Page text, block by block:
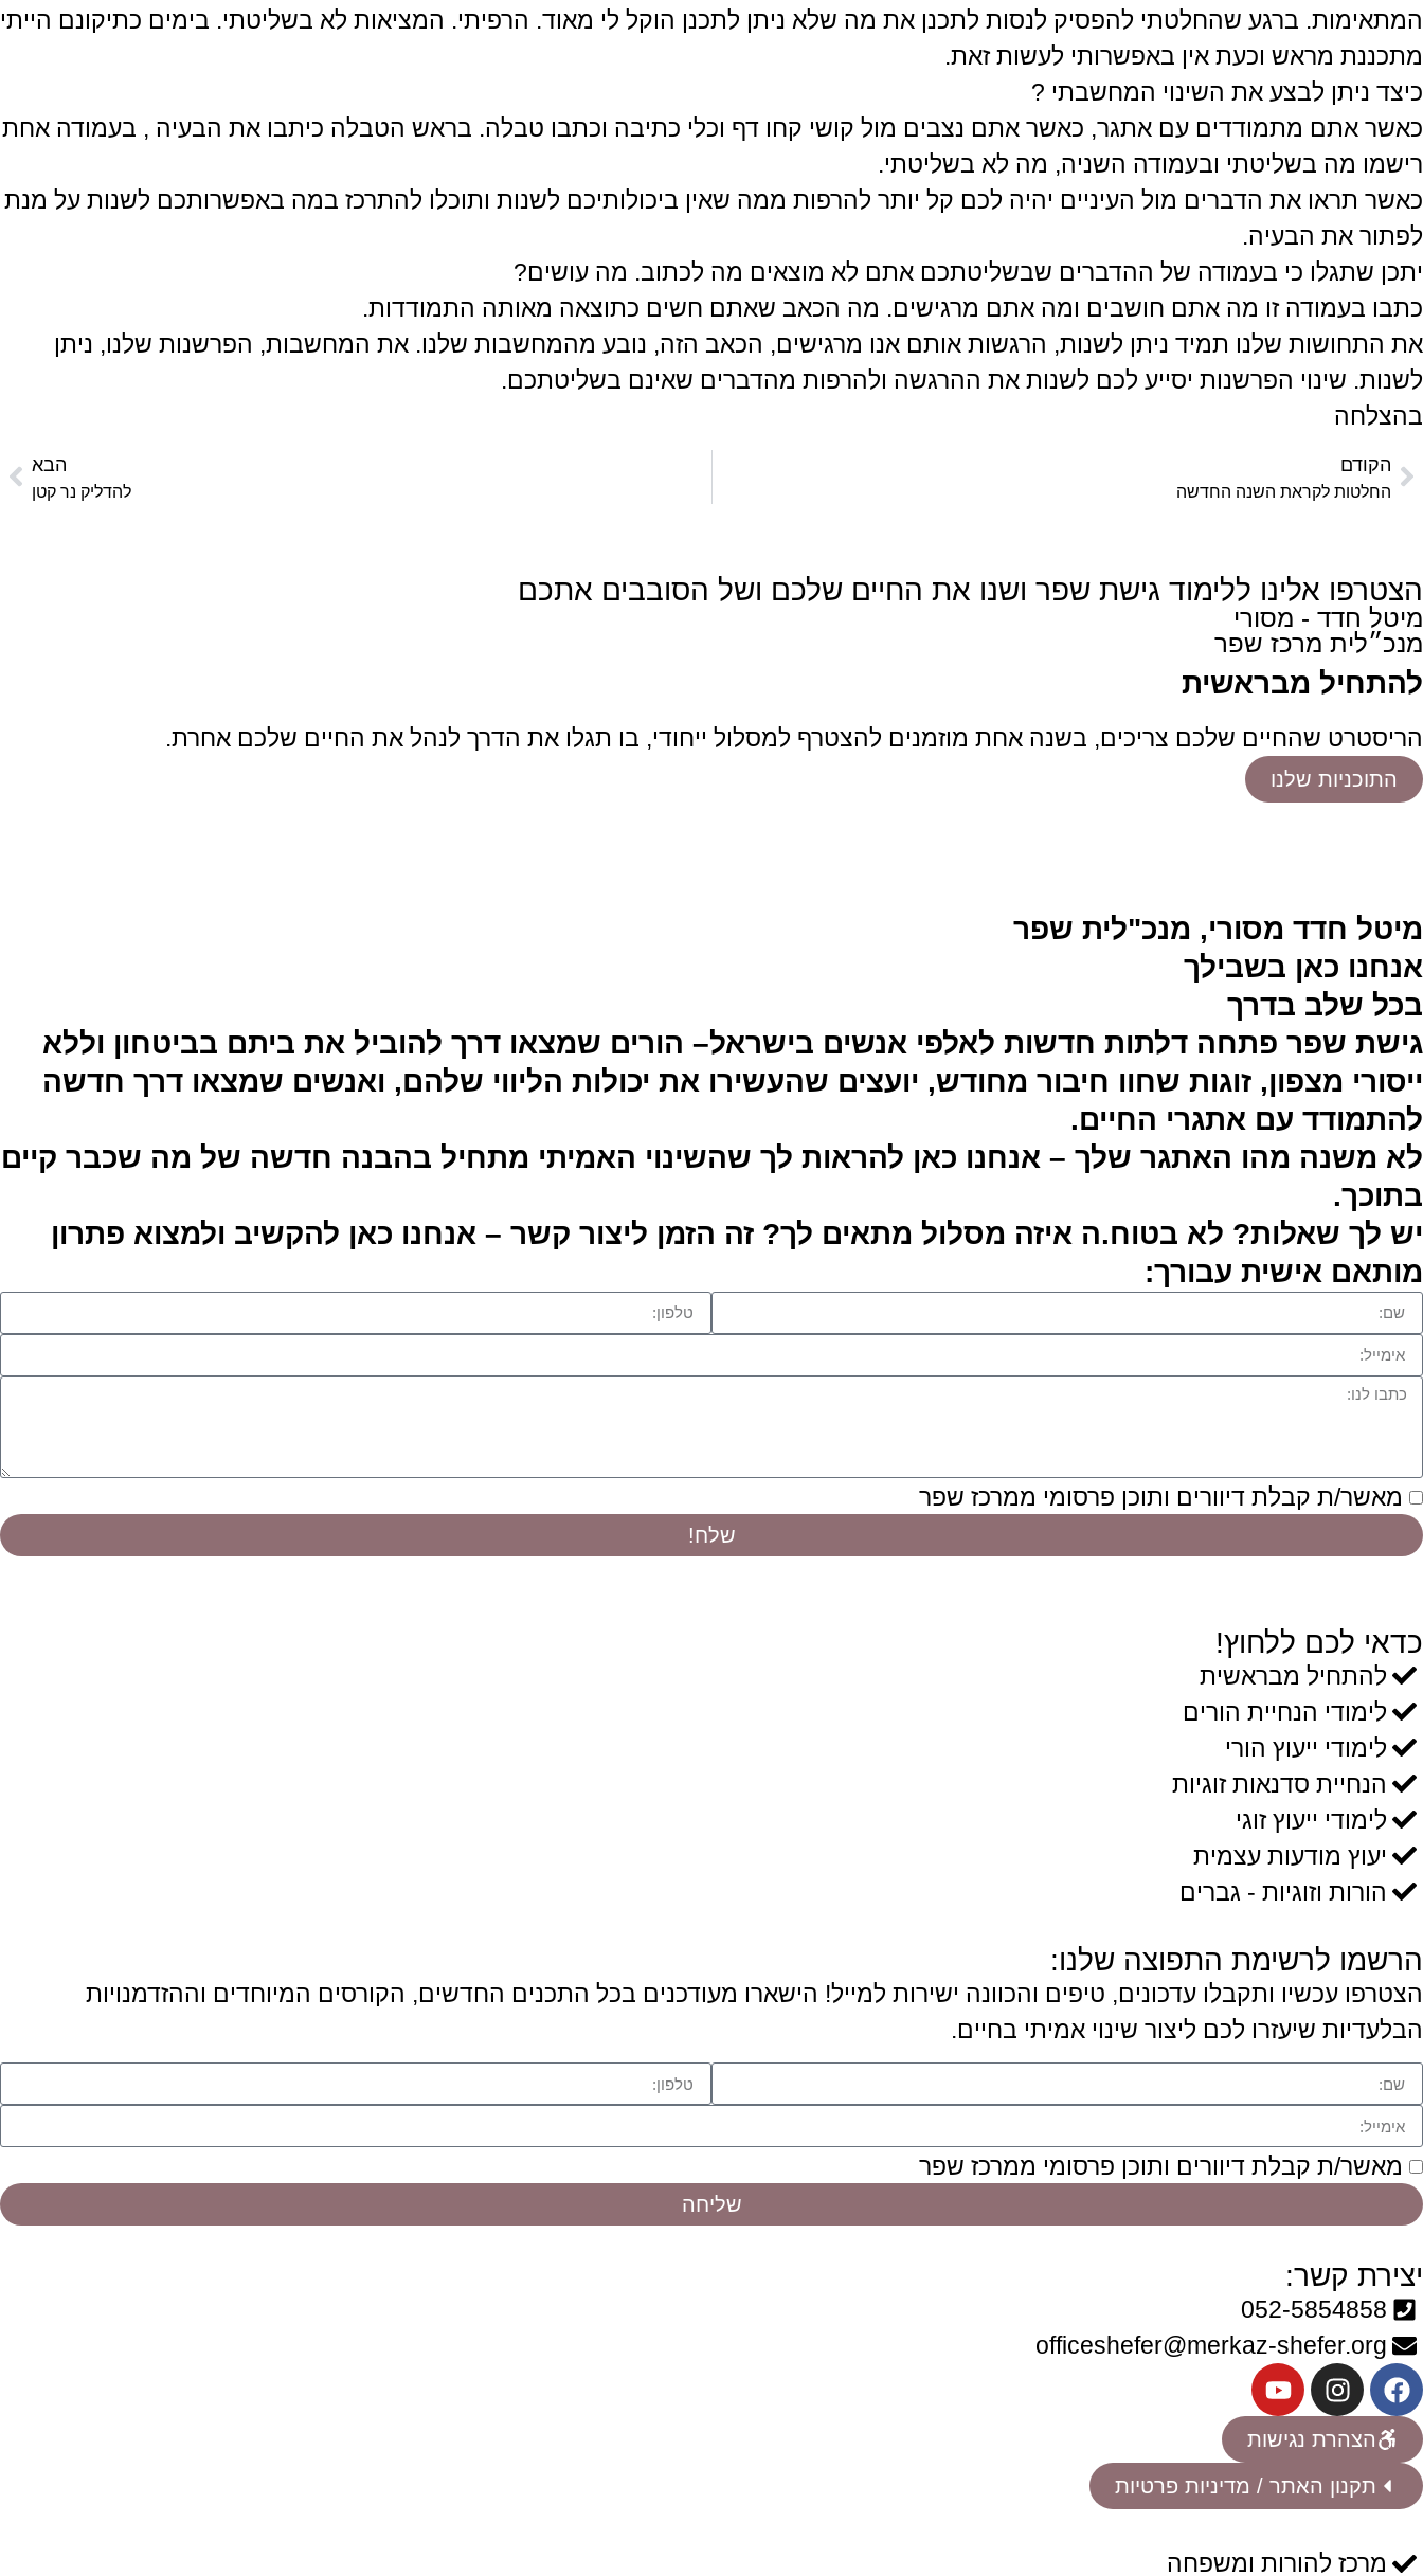
המתאימות. ברגע שהחלטתי להפסיק לנסות לתכנן את מה שלא ניתן לתכנן הוקל לי מאוד. הרפיתי. המציאות לא בשליטתי. בימים כתיקונם הייתי
מתכננת מראש וכעת אין באפשרותי לעשות זאת.
כיצד ניתן לבצע את השינוי המחשבתי ?
כאשר אתם מתמודדים עם אתגר, כאשר אתם נצבים מול קושי קחו דף וכלי כתיבה וכתבו טבלה. בראש הטבלה כיתבו את הבעיה , בעמודה אחת
רישמו מה בשליטתי ובעמודה השניה, מה לא בשליטתי.
כאשר תראו את הדברים מול העיניים יהיה לכם קל יותר להרפות ממה שאין ביכולותיכם לשנות ותוכלו להתרכז במה באפשרותכם לשנות על מנת
לפתור את הבעיה.
יתכן שתגלו כי בעמודה של ההדברים שבשליטתכם אתם לא מוצאים מה לכתוב. מה עושים?
כתבו בעמודה זו מה אתם חושבים ומה אתם מרגישים. מה הכאב שאתם חשים כתוצאה מאותה התמודדות.
את התחושות שלנו תמיד ניתן לשנות, הרגשות אותם אנו מרגישים, הכאב הזה, נובע מהמחשבות שלנו. את המחשבות, הפרשנות שלנו, ניתן
לשנות. שינוי הפרשנות יסייע לכם לשנות את ההרגשה ולהרפות מהדברים שאינם בשליטתכם.
בהצלחה
הקודם
החלטות לקראת השנה החדשה
הבא
להדליק נר קטן
הצטרפו אלינו ללימוד גישת שפר ושנו את החיים שלכם ושל הסובבים אתכם
מיטל חדד - מסורי
מנכ״לית מרכז שפר
להתחיל מבראשית
הריסטרט שהחיים שלכם צריכים, בשנה אחת מוזמנים להצטרף למסלול ייחודי, בו תגלו את הדרך לנהל את החיים שלכם אחרת.
התוכניות שלנו
מיטל חדד מסורי, מנכ"לית שפר
אנחנו כאן בשבילך
בכל שלב בדרך
גישת שפר פתחה דלתות חדשות לאלפי אנשים בישראל– הורים שמצאו דרך להוביל את ביתם בביטחון וללא
ייסורי מצפון, זוגות שחוו חיבור מחודש, יועצים שהעשירו את יכולות הליווי שלהם, ואנשים שמצאו דרך חדשה
להתמודד עם אתגרי החיים.
לא משנה מהו האתגר שלך – אנחנו כאן להראות לך שהשינוי האמיתי מתחיל בהבנה חדשה של מה שכבר קיים
בתוכך.
יש לך שאלות? לא בטוח.ה איזה מסלול מתאים לך? זה הזמן ליצור קשר – אנחנו כאן להקשיב ולמצוא פתרון
מותאם אישית עבורך:
מאשר/ת קבלת דיוורים ותוכן פרסומי ממרכז שפר
שלח!
כדאי לכם ללחוץ!
להתחיל מבראשית
לימודי הנחיית הורים
לימודי ייעוץ הורי
הנחיית סדנאות זוגיות
לימודי ייעוץ זוגי
יעוץ מודעות עצמית
הורות וזוגיות - גברים
הרשמו לרשימת התפוצה שלנו:
הצטרפו עכשיו ותקבלו עדכונים, טיפים והכוונה ישירות למייל! הישארו מעודכנים בכל התכנים החדשים, הקורסים המיוחדים וההזדמנויות
הבלעדיות שיעזרו לכם ליצור שינוי אמיתי בחיים.
מאשר/ת קבלת דיוורים ותוכן פרסומי ממרכז שפר
שליחה
יצירת קשר:
052-5854858
officeshefer@merkaz-shefer.org
הצהרת נגישות
תקנון האתר / מדיניות פרטיות
מרכז להורות ומשפחה